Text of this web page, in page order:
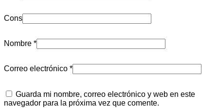
Cons
Nombre *
Correo electrónico *
Guarda mi nombre, correo electrónico y web en este
navegador para la próxima vez que comente.